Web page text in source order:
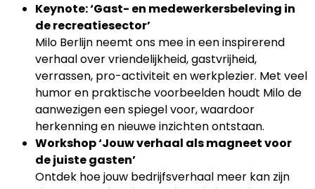
Keynote: ‘Gast- en medewerkersbeleving in
de recreatiesector’
Milo Berlijn neemt ons mee in een inspirerend
verhaal over vriendelijkheid, gastvrijheid,
verrassen, pro-activiteit en werkplezier. Met veel
humor en praktische voorbeelden houdt Milo de
aanwezigen een spiegel voor, waardoor
herkenning en nieuwe inzichten ontstaan.
Workshop ‘Jouw verhaal als magneet voor
de juiste gasten’
Ontdek hoe jouw bedrijfsverhaal meer kan zijn